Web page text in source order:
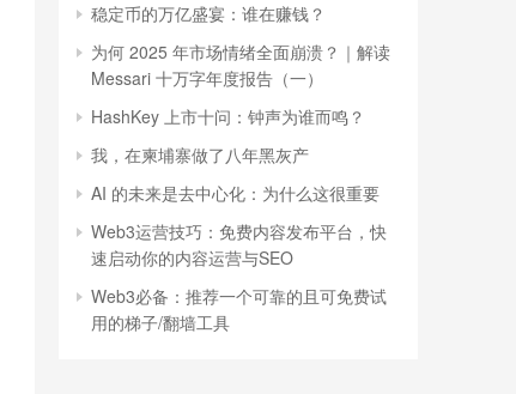
稳定币的万亿盛宴：谁在赚钱？
为何 2025 年市场情绪全面崩溃？｜解读
Messari 十万字年度报告（一）
HashKey 上市十问：钟声为谁而鸣？
我，在柬埔寨做了八年黑灰产
AI 的未来是去中心化：为什么这很重要
Web3运营技巧：免费内容发布平台，快
速启动你的内容运营与SEO
Web3必备：推荐一个可靠的且可免费试
用的梯子/翻墙工具